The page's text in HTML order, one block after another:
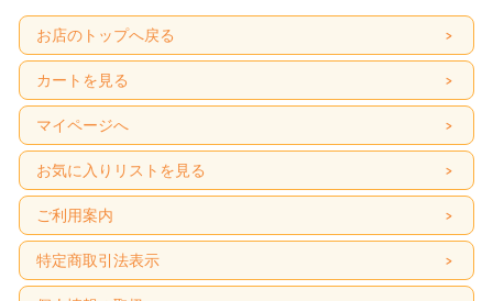
お店のトップへ戻る
カートを見る
マイページへ
お気に入りリストを見る
ご利用案内
特定商取引法表示